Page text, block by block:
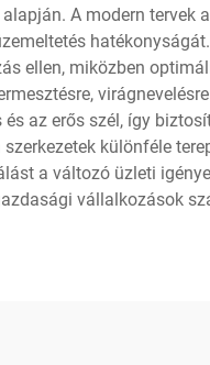
A modern tervek
ellen, miközben
az erős szél, így
különféle
a változó üzleti
vállalkozások